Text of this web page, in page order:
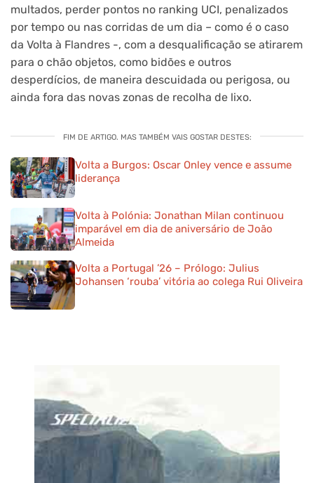
multados, perder pontos no ranking UCI, penalizados
por tempo ou nas corridas de um dia – como é o caso
da Volta à Flandres -, com a desqualificação se atirarem
para o chão objetos, como bidões e outros
desperdícios, de maneira descuidada ou perigosa, ou
ainda fora das novas zonas de recolha de lixo.
FIM DE ARTIGO. MAS TAMBÉM VAIS GOSTAR DESTES:
Volta a Burgos: Oscar Onley vence e assume
liderança
Volta à Polónia: Jonathan Milan continuou
imparável em dia de aniversário de João
Almeida
Volta a Portugal ’26 – Prólogo: Julius
Johansen ‘rouba’ vitória ao colega Rui Oliveira